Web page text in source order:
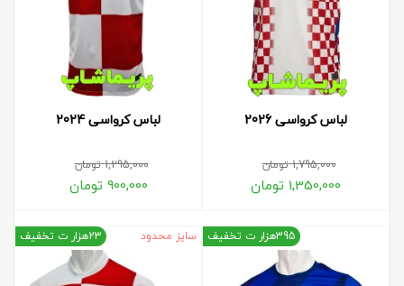
لباس کرواسی 2026
1,795,000تومان
1,350,000 تومان
لباس کرواسی 2024
1,295,000تومان
900,000 تومان
395هزار ت تخفیف سایز محدود 23هزار ت تخفیف